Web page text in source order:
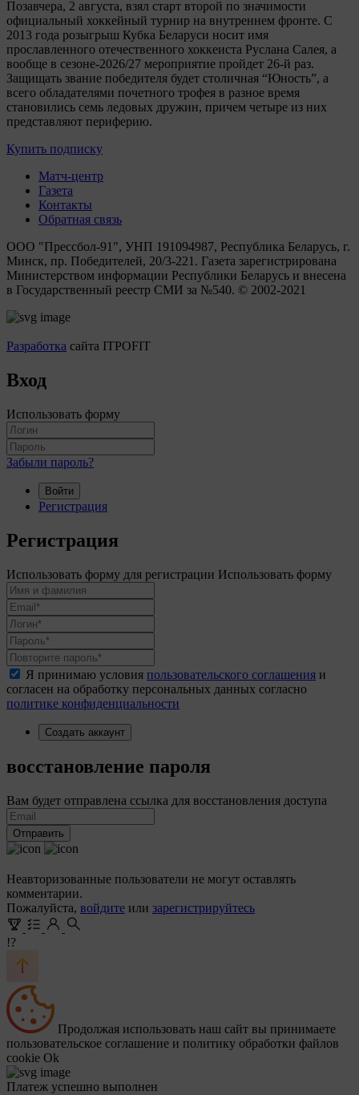
Позавчера, 2 августа, взял старт второй по значимости
официальный хоккейный турнир на внутреннем фронте. C
2013 года розыгрыш Кубка Беларуси носит имя
прославленного отечественного хоккеиста Руслана Салея, а
вообще в сезоне-2026/27 мероприятие пройдет 26-й раз.
Защищать звание победителя будет столичная “Юность”, а
всего обладателями почетного трофея в разное время
становились семь ледовых дружин, причем четыре из них
представляют периферию.
Купить подписку
Матч-центр
Газета
Контакты
Обратная связь
ООО "Прессбол-91", УНП 191094987, Республика Беларусь, г.
Минск, пр. Победителей, 20/3-221. Газета зарегистрирована
Министерством информации Республики Беларусь и внесена
в Государственный реестр СМИ за №540. © 2002-2021
Разработка сайта ITPOFIT
Вход
Использовать форму
Забыли пароль?
Войти
Регистрация
Регистрация
Использовать форму для регистрации Использовать форму
Я принимаю условия пользовательского соглашения и
согласен на обработку персональных данных согласно
политике конфиденциальности
Создать аккаунт
восстановление пароля
Вам будет отправлена ссылка для восстановления доступа
Отправить
Неавторизованные пользователи не могут оставлять
комментарии.
Пожалуйста, войдите или зарегистрируйтесь
!?
Продолжая использовать наш сайт вы принимаете
пользовательское соглашение и политику обработки файлов
cookie Ok
Платеж успешно выполнен